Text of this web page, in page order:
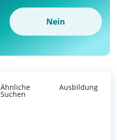
Nein
Ähnliche
Suchen
Ausbildung